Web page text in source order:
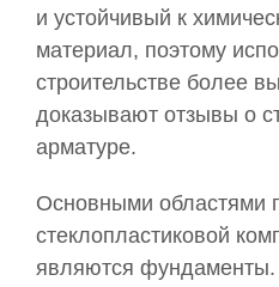
и устойчивый к
материал, поэтому
строительстве более
доказывают отзывы о
арматуре.
Основными областями
стеклопластиковой
являются фундаменты.